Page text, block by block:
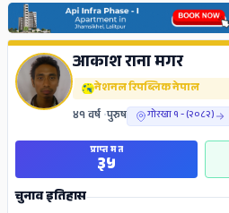
आकाश राना मगर
नेशनल रिपब्लिक नेपाल
४१ वर्ष•पुरुष गोरखा १ - (२०८२)
प्राप्त मत
३५
चुनाव इतिहास